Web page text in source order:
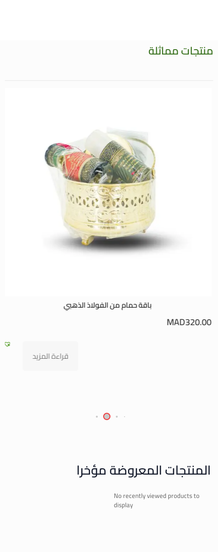
منتجات مماثلة
باقة حمام من الفولاذ الذهبي
MAD320.00
قراءة المزيد
المنتجات المعروضة مؤخرا
No recently viewed products to
display